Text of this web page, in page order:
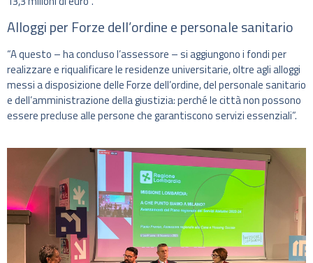
Alloggi per Forze dell’ordine e personale sanitario
“A questo – ha concluso l’assessore – si aggiungono i fondi per
realizzare e riqualificare le residenze universitarie, oltre agli alloggi
messi a disposizione delle Forze dell’ordine, del personale sanitario
e dell’amministrazione della giustizia: perché le città non possono
essere precluse alle persone che garantiscono servizi essenziali”.